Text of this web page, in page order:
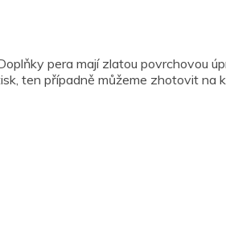
pera mají zlatou povrchovou
ten případně můžeme zhotovit na